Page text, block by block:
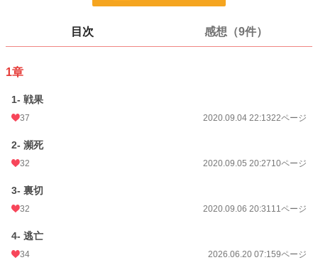
初回公開日時
月間ポイント
年間ポイント
累計ポイント
目次 感想（9件）
1章
1- 戦果
37 2020.09.04 22:1322ページ
2- 瀕死
32 2020.09.05 20:2710ページ
3- 裏切
32 2020.09.06 20:3111ページ
4- 逃亡
34 2026.06.20 07:159ページ